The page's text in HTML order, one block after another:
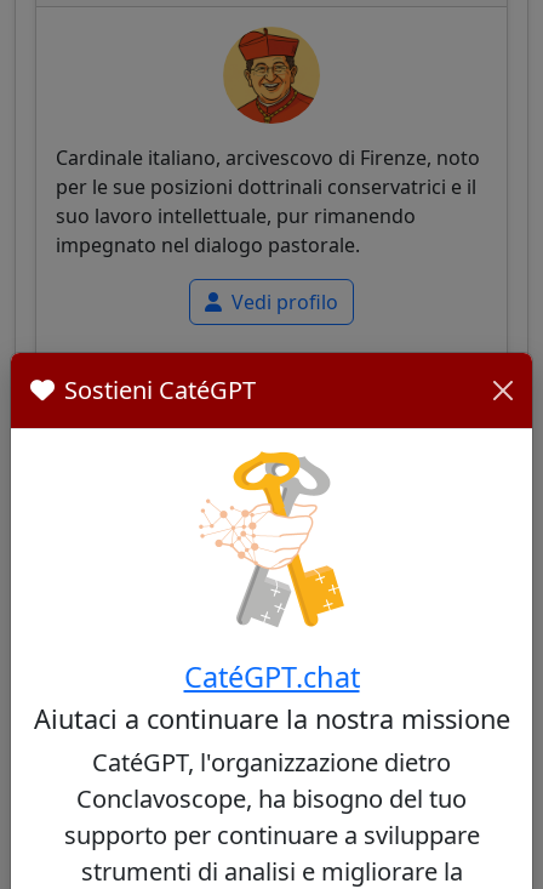
Cardinale italiano, arcivescovo di Firenze, noto
per le sue posizioni dottrinali conservatrici e il
suo lavoro intellettuale, pur rimanendo
impegnato nel dialogo pastorale.
Vedi profilo
Cardinale italiano, Gran Maestro dell'Ordine
del Santo Sepolcro, ex prefetto della
Congregazione per l'Evangelizzazione dei
Popoli, noto per la sua esperienza missionaria
e diplomatica.
Vedi profilo
Sostieni CatéGPT
CatéGPT.chat
Aiutaci a continuare la nostra missione
CatéGPT, l'organizzazione dietro
Conclavoscope, ha bisogno del tuo
supporto per continuare a sviluppare
strumenti di analisi e migliorare la